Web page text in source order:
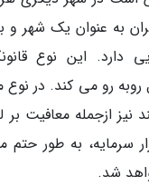
به عنوان یک شهر و
دارد. این نوع
رو می کند. در
نیز ازجمله معافیت بر
سرمایه، به طور
شد.